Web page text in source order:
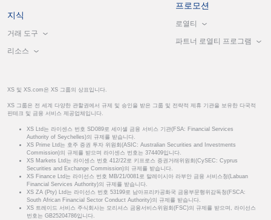
지식
거래 도구
리소스
프로모션
로열티
파트너 로열티 프로그램
XS 및 XS.com은 XS 그룹의 상표입니다.
XS 그룹은 전 세계 다양한 관할권에서 규제 및 승인을 받은 그룹 및 전략적 제휴 기관을 보유한 다국적
핀테크 및 금융 서비스 제공업체입니다.
XS Ltd는 라이센스 번호 SD089로 세이셸 금융 서비스 기관(FSA: Financial Services
Authority of Seychelles)의 규제를 받습니다.
XS Prime Ltd는 호주 증권 투자 위원회(ASIC: Australian Securities and Investments
Commission)의 규제를 받으며 라이센스 번호는 374409입니다.
XS Markets Ltd는 라이센스 번호 412/22로 키프로스 증권거래위원회(CySEC: Cyprus
Securities and Exchange Commission)의 규제를 받습니다.
XS Finance Ltd는 라이선스 번호 MB/21/0081로 말레이시아 라부안 금융 서비스청(Labuan
Financial Services Authority)의 규제를 받습니다.
XS ZA (Pty) Ltd는 라이선스 번호 53199로 남아프리카공화국 금융부문행위감독청(FSCA:
South African Financial Sector Conduct Authority)의 규제를 받습니다.
XS 트레이드 서비스 주식회사는 모리셔스 금융서비스위원회(FSC)의 규제를 받으며, 라이선스
번호는 GB25204786입니다.